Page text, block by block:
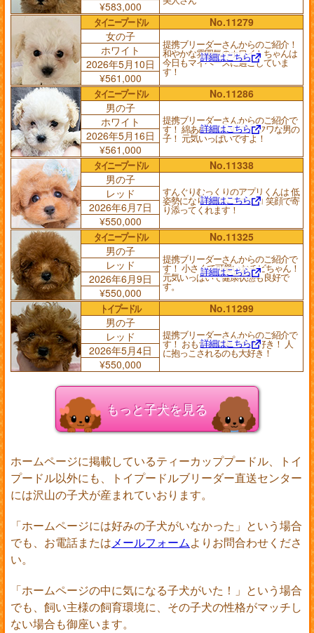
¥583,000
タイニープードル
No.11279
女の子
提携ブリーダーさんからのご紹介！
和やかな雰囲気のホワイトちゃんは
今日もマイペースに過ごしていま
す！
詳細はこちら
ホワイト
2026年5月10日
¥561,000
タイニープードル
No.11286
男の子
提携ブリーダーさんからのご紹介で
す！ 綿あめみたいにフワフワな男の
子！ 元気いっぱいですよ！
詳細はこちら
ホワイト
2026年5月16日
¥561,000
タイニープードル
No.11338
男の子
すんぐりむっくりのアプリくんは 低
姿勢になりながらニコニコ 笑顔で寄
り添ってくれます！
詳細はこちら
レッド
2026年6月7日
¥550,000
タイニープードル
No.11325
男の子
提携ブリーダーさんからのご紹介で
す！ 小さくて可愛いおチビちゃん！
元気いっぱいで健康状態も良好で
す。
詳細はこちら
レッド
2026年6月9日
¥550,000
トイプードル
No.11299
男の子
提携ブリーダーさんからのご紹介で
す！ おもちゃで遊ぶの大好き！ 人
に抱っこされるのも大好き！
詳細はこちら
レッド
2026年5月4日
¥550,000
もっと子犬を見る
ホームページに掲載しているティーカッププードル、トイ
プードル以外にも、トイプードルブリーダー直送センター
には沢山の子犬が産まれていおります。
「ホームページには好みの子犬がいなかった」という場合
でも、お電話またはメールフォームよりお問合わせくださ
い。
「ホームページの中に気になる子犬がいた！」という場合
でも、飼い主様の飼育環境に、その子犬の性格がマッチし
ない場合も御座います。